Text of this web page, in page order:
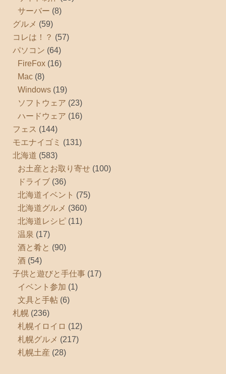
サーバー (8)
グルメ (59)
コレは！？ (57)
パソコン (64)
FireFox (16)
Mac (8)
Windows (19)
ソフトウェア (23)
ハードウェア (16)
フェス (144)
モエナイゴミ (131)
北海道 (583)
お土産とお取り寄せ (100)
ドライブ (36)
北海道イベント (75)
北海道グルメ (360)
北海道レシピ (11)
温泉 (17)
酒と肴と (90)
酒 (54)
子供と遊びと手仕事 (17)
イベント参加 (1)
文具と手帖 (6)
札幌 (236)
札幌イロイロ (12)
札幌グルメ (217)
札幌土産 (28)